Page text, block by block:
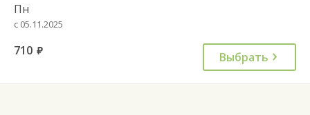
Пн
с 05.11.2025
710 руб. Выбрать